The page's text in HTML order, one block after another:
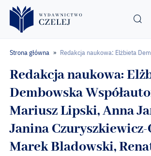
Strona główna » Redakcja naukowa: Elżbieta
Redakcja naukowa:
Dembowska
Mariusz Lipski, Anna
Janina Czuryszkiewicz-
Marek Bladowski,